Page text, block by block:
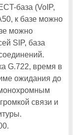
база (VoIP,
к базе можно
можно
SIP, база
G.722, время в
ожидания до
связи и